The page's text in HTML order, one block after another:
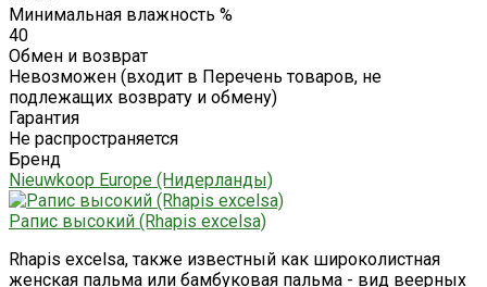
Минимальная влажность %
40
Обмен и возврат
Невозможен (входит в Перечень товаров, не
подлежащих возврату и обмену)
Гарантия
Не распространяется
Бренд
Nieuwkoop Europe (Нидерланды)
Рапис высокий (Rhapis excelsa)
Rhapis excelsa, также известный как широколистная
женская пальма или бамбуковая пальма - вид веерных